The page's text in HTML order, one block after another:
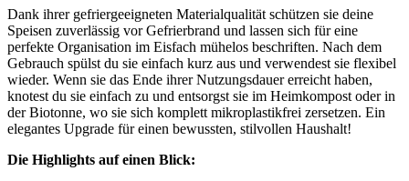
Dank ihrer gefriergeeigneten Materialqualität schützen sie deine
Speisen zuverlässig vor Gefrierbrand und lassen sich für eine
perfekte Organisation im Eisfach mühelos beschriften. Nach dem
Gebrauch spülst du sie einfach kurz aus und verwendest sie flexibel
wieder. Wenn sie das Ende ihrer Nutzungsdauer erreicht haben,
knotest du sie einfach zu und entsorgst sie im Heimkompost oder in
der Biotonne, wo sie sich komplett mikroplastikfrei zersetzen. Ein
elegantes Upgrade für einen bewussten, stilvollen Haushalt!
Die Highlights auf einen Blick: